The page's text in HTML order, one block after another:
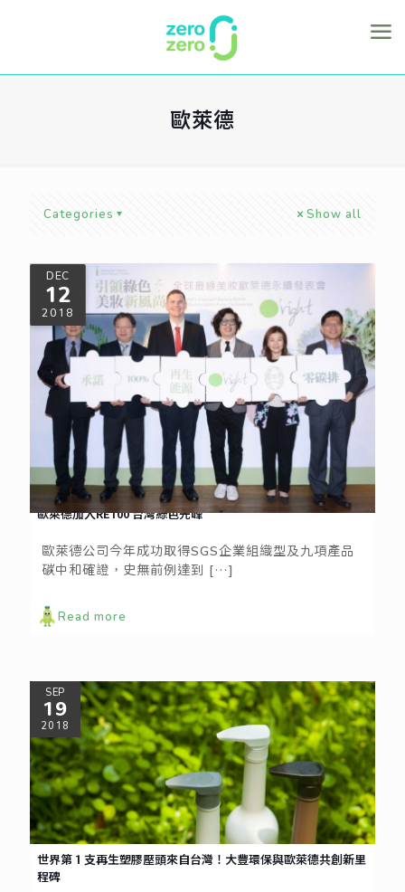
歐萊德
Categories Show all
DEC
12
2018
歐萊德加入RE100 台灣綠色先峰
歐萊德公司今年成功取得SGS企業組織型及九項產品
碳中和確證，史無前例達到 […]
Read more
SEP
19
2018
世界第１支再生塑膠壓頭來自台灣！大豐環保與歐萊德共創新里
程碑